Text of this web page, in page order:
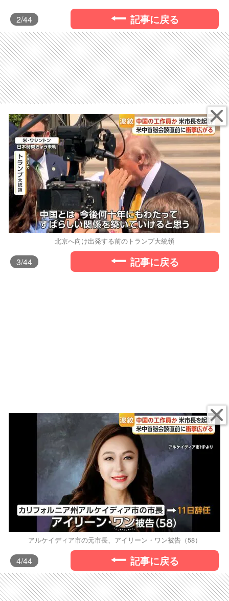
2/44 記事に戻る
北京へ向け出発する前のトランプ大統領
3/44 記事に戻る
アルケイディア市の元市長、アイリーン・ワン被告（58）
4/44 記事に戻る